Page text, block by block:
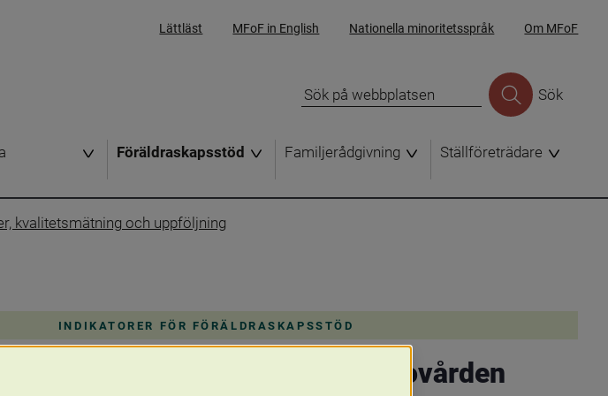
Lättläst MFoF in English Nationella minoritetsspråk Om MFoF
Sök
Föräldraskapsstöd Familjerådgivning Ställföreträdare
kvalitetsmätning och uppföljning
INDIKATORER FÖR FÖRÄLDRASKAPSSTÖD
fått hembesök från barnhälsovården